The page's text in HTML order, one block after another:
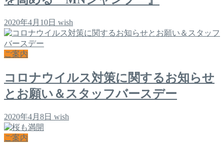
2020年4月10日 wish
ご案内
コロナウイルス対策に関するお知らせ
とお願い＆スタッフバースデー
2020年4月8日 wish
ご案内